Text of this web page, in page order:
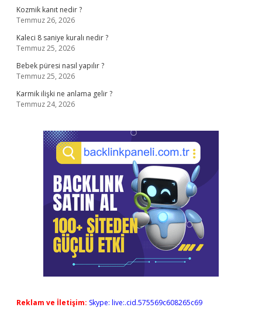
Kozmik kanıt nedir ?
Temmuz 26, 2026
Kaleci 8 saniye kuralı nedir ?
Temmuz 25, 2026
Bebek püresi nasıl yapılır ?
Temmuz 25, 2026
Karmik ilişki ne anlama gelir ?
Temmuz 24, 2026
Reklam ve İletişim: Skype: live:.cid.575569c608265c69